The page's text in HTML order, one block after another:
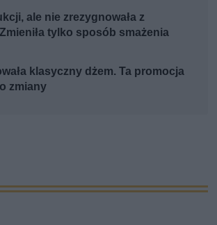
ale nie zrezygnowała z
tylko sposób smażenia
klasyczny dżem. Ta promocja
zmiany